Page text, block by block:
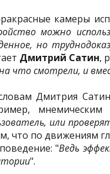
камеры
можно
но
Дмитрий Сатин,
что смотрели, и
Дмитрия
или
что по движениям
"Ведь
".